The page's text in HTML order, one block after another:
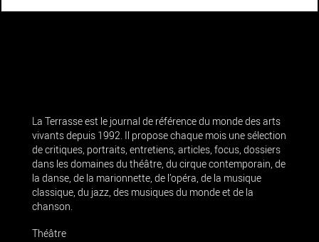
La Terrasse est le journal de référence du monde des arts
vivants depuis 1992. Il propose chaque mois une sélection
de critiques, portraits, entretiens, articles, focus, dossiers
dans les domaines du théâtre, du cirque contemporain, de
la danse, de la marionnette, de l’opéra, de la musique
classique, du jazz, des musiques du monde et de la
chanson.
Théâtre